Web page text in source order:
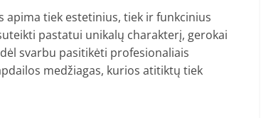
apima tiek estetinius, tiek ir funkcinius
pastatui unikalų charakterį, gerokai
svarbu pasitikėti profesionaliais
medžiagas, kurios atitiktų tiek